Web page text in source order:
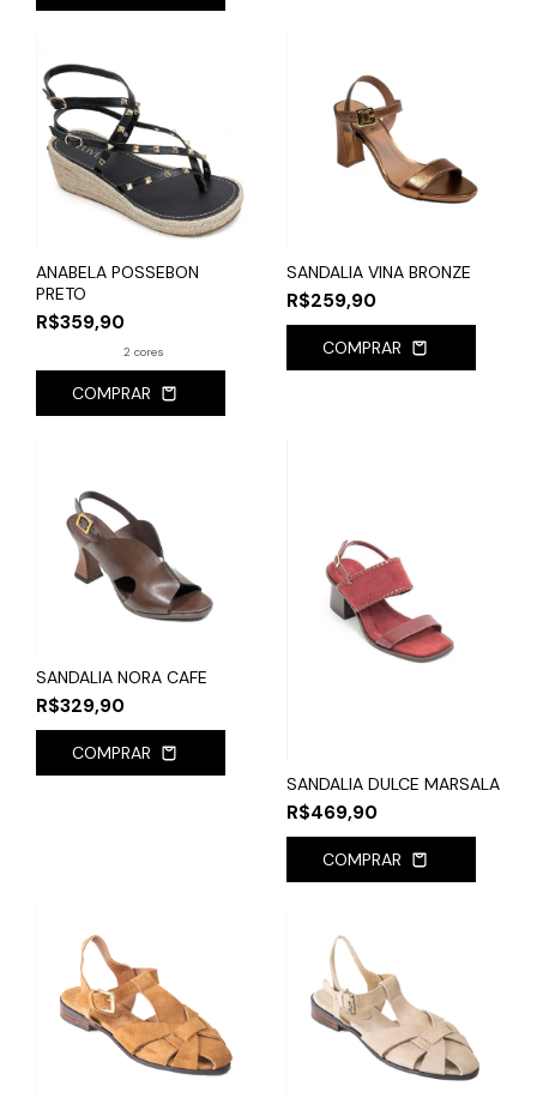
ANABELA POSSEBON
PRETO
R$359,90
2 cores
COMPRAR
SANDALIA VINA BRONZE
R$259,90
COMPRAR
SANDALIA NORA CAFE
R$329,90
COMPRAR
SANDALIA DULCE MARSALA
R$469,90
COMPRAR